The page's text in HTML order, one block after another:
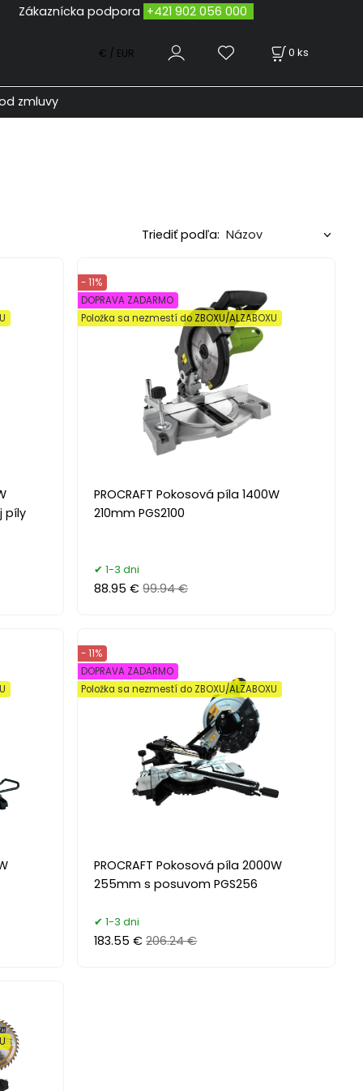
+421 902 056 000
0 ks
€ / EUR
zmluvy
Triediť podľa:
píly
PROCRAFT Pokosová píla 1400W
210mm PGS2100
- 11%
DOPRAVA ZADARMO
Položka sa nezmestí do ZBOXU/ALZABOXU
1-3 dni
88.95 € 99.94 €
PROCRAFT Pokosová píla 2000W
255mm s posuvom PGS256
- 11%
DOPRAVA ZADARMO
Položka sa nezmestí do ZBOXU/ALZABOXU
1-3 dni
183.55 € 206.24 €